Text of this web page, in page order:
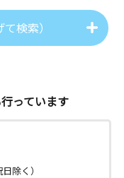
検索）
っています
除く）